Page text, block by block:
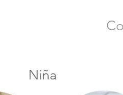
Niña